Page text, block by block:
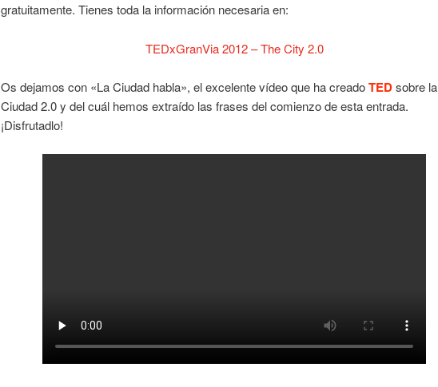
gratuitamente. Tienes toda la información necesaria en:
TEDxGranVia 2012 – The City 2.0
Os dejamos con «La Ciudad habla», el excelente vídeo que ha creadoTEDsobre la
Ciudad 2.0 y del cuál hemos extraído las frases del comienzo de esta entrada.
¡Disfrutadlo!